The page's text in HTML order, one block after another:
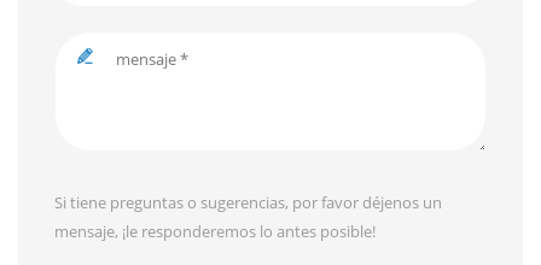
Si tiene preguntas o sugerencias, por favor déjenos un
mensaje, ¡le responderemos lo antes posible!